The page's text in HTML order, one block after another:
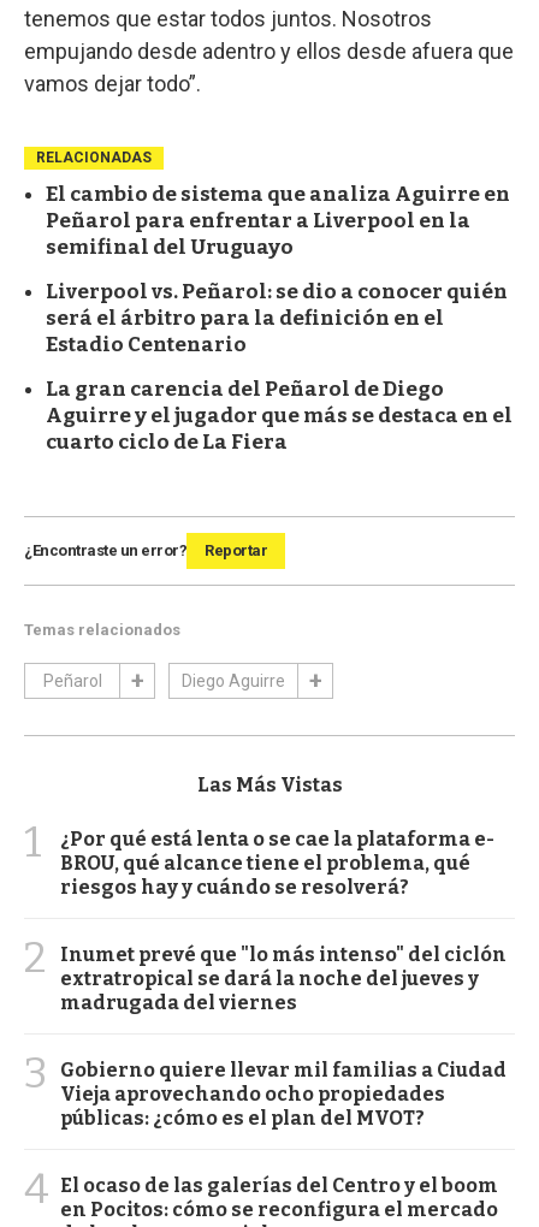
tenemos que estar todos juntos. Nosotros
empujando desde adentro y ellos desde afuera que
vamos dejar todo”.
RELACIONADAS
El cambio de sistema que analiza Aguirre en
Peñarol para enfrentar a Liverpool en la
semifinal del Uruguayo
Liverpool vs. Peñarol: se dio a conocer quién
será el árbitro para la definición en el
Estadio Centenario
La gran carencia del Peñarol de Diego
Aguirre y el jugador que más se destaca en el
cuarto ciclo de La Fiera
¿Encontraste un error? Reportar
Temas relacionados
Peñarol Diego Aguirre
Las Más Vistas
1
¿Por qué está lenta o se cae la plataforma e-
BROU, qué alcance tiene el problema, qué
riesgos hay y cuándo se resolverá?
2
Inumet prevé que "lo más intenso" del ciclón
extratropical se dará la noche del jueves y
madrugada del viernes
3
Gobierno quiere llevar mil familias a Ciudad
Vieja aprovechando ocho propiedades
públicas: ¿cómo es el plan del MVOT?
4 El ocaso de las galerías del Centro y el boom
en Pocitos: cómo se reconfigura el mercado